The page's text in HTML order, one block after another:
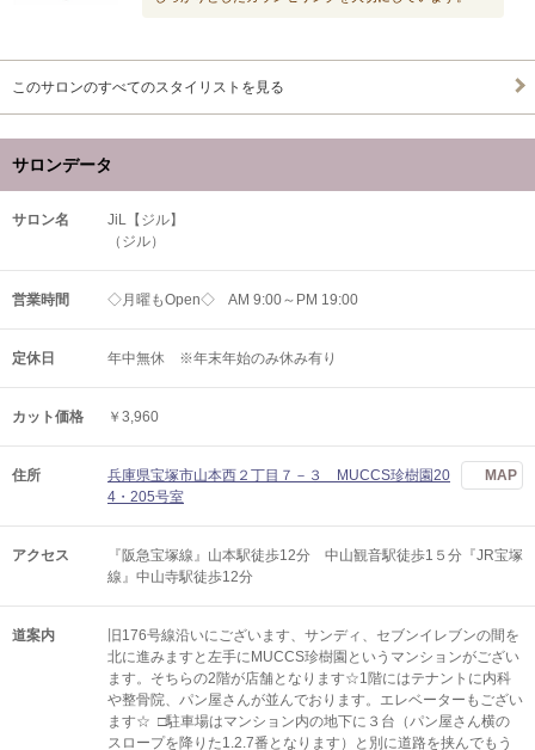
このサロンのすべてのスタイリストを見る
サロンデータ
サロン名
JiL【ジル】
（ジル）
営業時間 ◇月曜もOpen◇ AM 9:00～PM 19:00
定休日 年中無休 ※年末年始のみ休み有り
カット価格 ￥3,960
住所
兵庫県宝塚市山本西２丁目７－３ MUCCS珍樹園20
4・205号室
MAP
アクセス
『阪急宝塚線』山本駅徒歩12分 中山観音駅徒歩1５分『JR宝塚
線』中山寺駅徒歩12分
道案内
旧176号線沿いにございます、サンディ、セブンイレブンの間を
北に進みますと左手にMUCCS珍樹園というマンションがござい
ます。そちらの2階が店舗となります☆1階にはテナントに内科
や整骨院、パン屋さんが並んでおります。エレベーターもござい
ます☆ □駐車場はマンション内の地下に３台（パン屋さん横の
スロープを降りた1.2.7番となります）と別に道路を挟んでもう